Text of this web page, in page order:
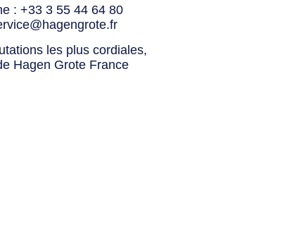
: +33 3 55 44 64 80
les plus cordiales,
Hagen Grote France